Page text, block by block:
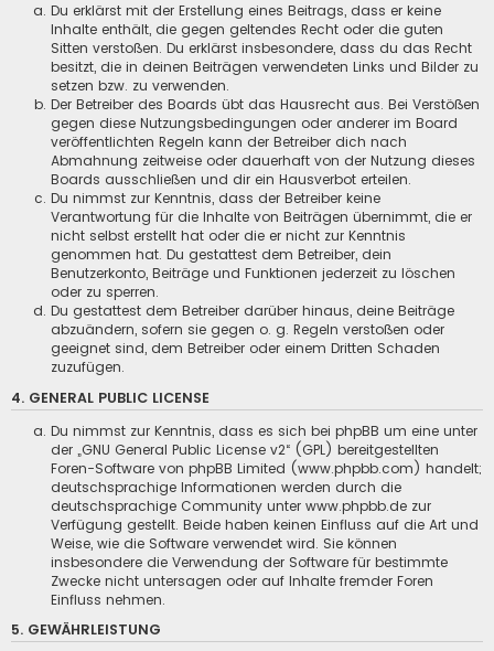
Du erklärst mit der Erstellung eines Beitrags, dass er keine
Inhalte enthält, die gegen geltendes Recht oder die guten
Sitten verstoßen. Du erklärst insbesondere, dass du das Recht
besitzt, die in deinen Beiträgen verwendeten Links und Bilder zu
setzen bzw. zu verwenden.
Der Betreiber des Boards übt das Hausrecht aus. Bei Verstößen
gegen diese Nutzungsbedingungen oder anderer im Board
veröffentlichten Regeln kann der Betreiber dich nach
Abmahnung zeitweise oder dauerhaft von der Nutzung dieses
Boards ausschließen und dir ein Hausverbot erteilen.
Du nimmst zur Kenntnis, dass der Betreiber keine
Verantwortung für die Inhalte von Beiträgen übernimmt, die er
nicht selbst erstellt hat oder die er nicht zur Kenntnis
genommen hat. Du gestattest dem Betreiber, dein
Benutzerkonto, Beiträge und Funktionen jederzeit zu löschen
oder zu sperren.
Du gestattest dem Betreiber darüber hinaus, deine Beiträge
abzuändern, sofern sie gegen o. g. Regeln verstoßen oder
geeignet sind, dem Betreiber oder einem Dritten Schaden
zuzufügen.
4. GENERAL PUBLIC LICENSE
Du nimmst zur Kenntnis, dass es sich bei phpBB um eine unter
der „GNU General Public License v2“ (GPL) bereitgestellten
Foren-Software von phpBB Limited (www.phpbb.com) handelt;
deutschsprachige Informationen werden durch die
deutschsprachige Community unter www.phpbb.de zur
Verfügung gestellt. Beide haben keinen Einfluss auf die Art und
Weise, wie die Software verwendet wird. Sie können
insbesondere die Verwendung der Software für bestimmte
Zwecke nicht untersagen oder auf Inhalte fremder Foren
Einfluss nehmen.
5. GEWÄHRLEISTUNG